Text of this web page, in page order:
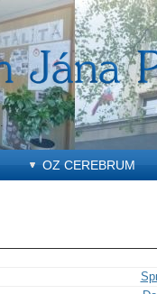
OZ CEREBRUM